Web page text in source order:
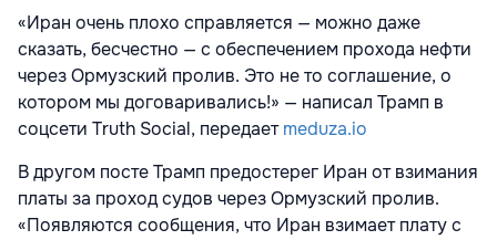
«Иран очень плохо справляется — можно даже
сказать, бесчестно — с обеспечением прохода нефти
через Ормузский пролив. Это не то соглашение, о
котором мы договаривались!» — написал Трамп в
соцсети Truth Social, передаетmeduza.io
В другом посте Трамп предостерег Иран от взимания
платы за проход судов через Ормузский пролив.
«Появляются сообщения, что Иран взимает плату с